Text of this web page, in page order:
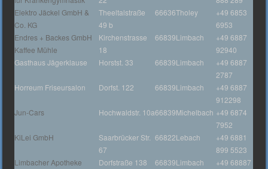
Elektro Jäckel GmbH &
Co. KG
Theeltalstraße
49 b
66636Tholey
+49 6853
6953
Endres + Backes GmbH
Kaffee Mühle
Kirchenstrasse
18
66839Limbach
+49 6887
92940
Gasthaus Jägerklause
Horstst. 33 66839Limbach
+49 6887
2787
Horreum Friseursalon
Dorfst. 122 66839Limbach
+49 6887
912298
Jun-Cars
Hochwaldstr. 10a66839Michelbach +49 6874
7952
KiLei GmbH
Saarbrücker Str.
67
66822Lebach
+49 6881
899 5523
Limbacher Apotheke
Dorfstraße 138 66839Limbach
+49 68887